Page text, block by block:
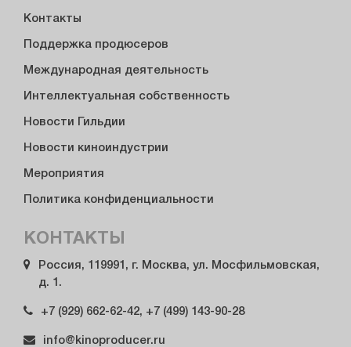
Контакты
Поддержка продюсеров
Международная деятельность
Интеллектуальная собственность
Новости Гильдии
Новости киноиндустрии
Мероприятия
Политика конфиденциальности
КОНТАКТЫ
Россия, 119991, г. Москва, ул. Мосфильмовская,
д. 1.
+7 (929) 662-62-42, +7 (499) 143-90-28
info@kinoproducer.ru